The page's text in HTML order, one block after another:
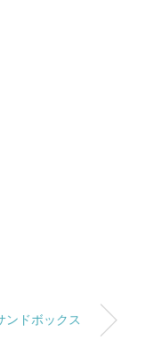
ンドボックス